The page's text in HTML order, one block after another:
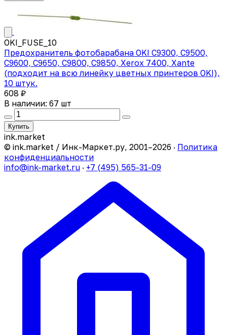
OKI_FUSE_10
Предохранитель фотобарабана OKI C9300, C9500,
C9600, C9650, C9800, C9850, Xerox 7400, Xante
(подходит на всю линейку цветных принтеров OKI),
10 штук.
608 ₽
В наличии: 67 шт
Купить
ink.market
© ink.market / Инк-Маркет.ру, 2001–2026 · Политика
конфиденциальности
info@ink-market.ru · +7 (495) 565-31-09